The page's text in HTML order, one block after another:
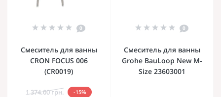
0
Смеситель для ванны
CRON FOCUS 006
(CR0019)
1 374.00 грн. -15%
0
Смеситель для ванны
Grohe BauLoop New M-
Size 23603001